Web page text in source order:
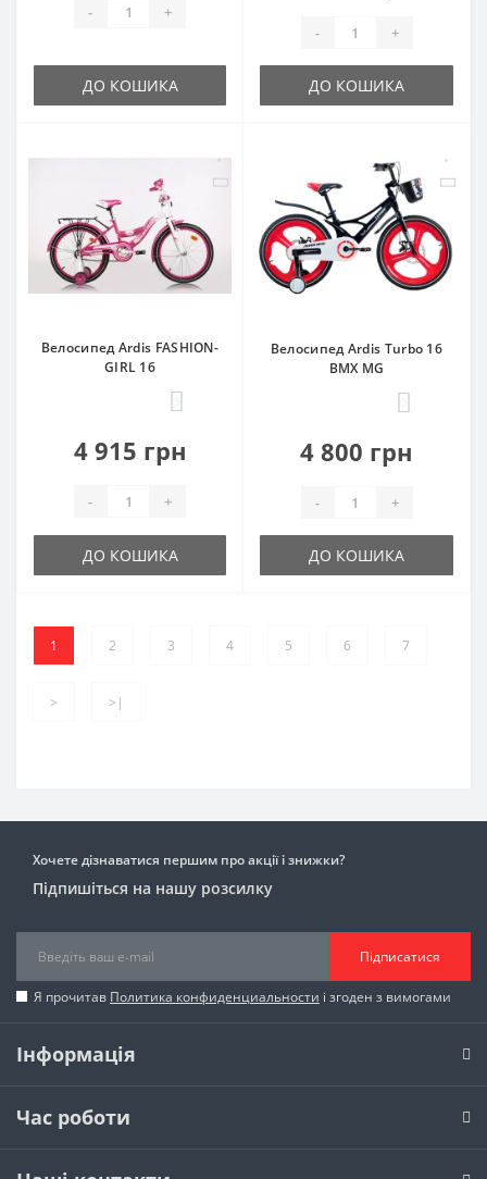
- +
ДО КОШИКА
- +
ДО КОШИКА
Велосипед Ardis FASHION-
GIRL 16
4 915 грн
- +
ДО КОШИКА
Велосипед Ardis Turbo 16
BMX MG
4 800 грн
- +
ДО КОШИКА
1 2 3 4 5 6 7
> >|
Хочете дізнаватися першим про акції і знижки?
Підпишіться на нашу розсилку
Підписатися
Я прочитав Политика конфиденциальности і згоден з вимогами
Інформація
Час роботи